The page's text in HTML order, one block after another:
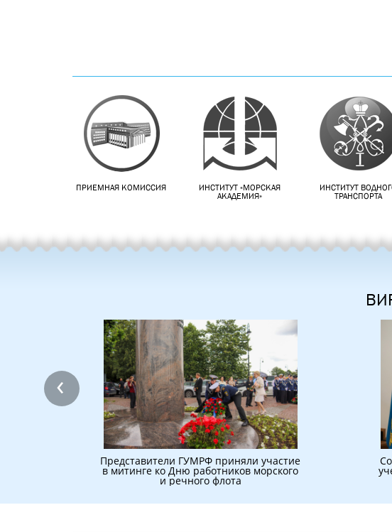
ПРИЕМНАЯ КОМИССИЯ
ИНСТИТУТ «МОРСКАЯ
АКАДЕМИЯ»
ИНСТИТУТ
ТРАНСПОРТА
Представители ГУМРФ приняли участие
в митинге ко Дню работников морского
и речного флота
‹